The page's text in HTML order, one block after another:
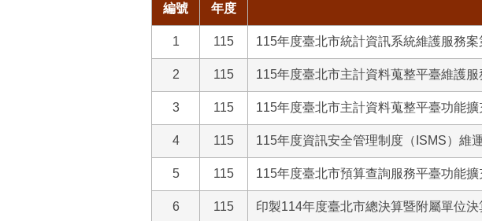
編號 年度
1 115 115年度臺北市統計資訊系統維護服務
2 115 115年度臺北市主計資料蒐整平臺維護
3 115 115年度臺北市主計資料蒐整平臺功能擴
4 115 115年度資訊安全管理制度（ISMS）維
5 115 115年度臺北市預算查詢服務平臺功能擴
6 115 印製114年度臺北市總決算暨附屬單位決